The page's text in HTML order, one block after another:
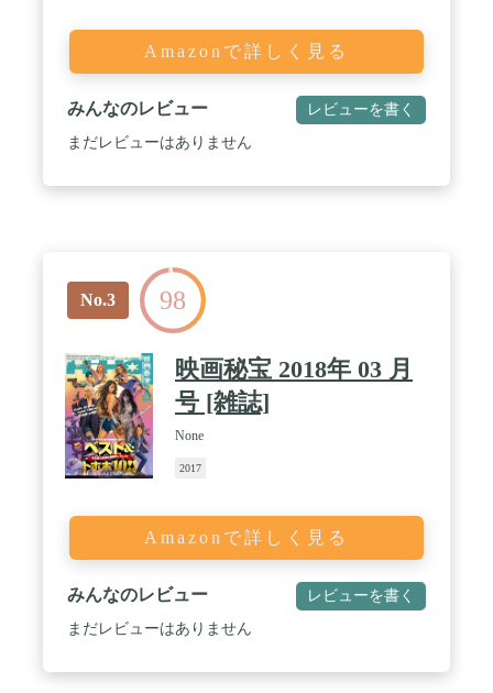
Amazonで詳しく見る
みんなのレビュー レビューを書く
まだレビューはありません
No.3 98
映画秘宝 2018年 03 月
号 [雑誌]
None
2017
Amazonで詳しく見る
みんなのレビュー レビューを書く
まだレビューはありません